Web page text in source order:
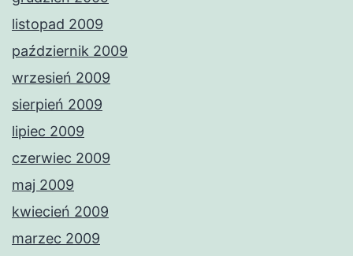
listopad 2009
październik 2009
wrzesień 2009
sierpień 2009
lipiec 2009
czerwiec 2009
maj 2009
kwiecień 2009
marzec 2009